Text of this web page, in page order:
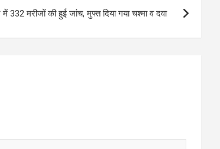
332 मरीजों की हुई जांच, मुफ्त दिया गया चश्मा व दवा